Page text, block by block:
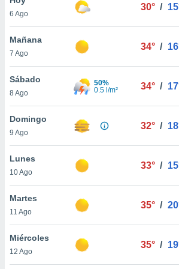
en
más
nuestra
de
cookies
aceptar
6 Ago
30° /
Mañana
7 Ago
34° /
Sábado
8 Ago
50%
0.5 l/m²
34° /
Domingo
9 Ago
32° /
Lunes
10 Ago
33° /
Martes
11 Ago
35° /
Miércoles
12 Ago
35° /